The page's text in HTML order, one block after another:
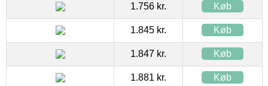
1.756 kr. Køb
1.845 kr. Køb
1.847 kr. Køb
1.881 kr. Køb